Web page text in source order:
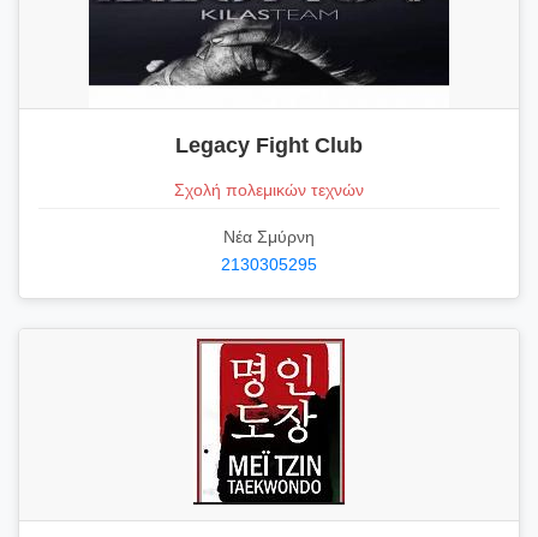
Legacy Fight Club
Σχολή πολεμικών τεχνών
Νέα Σμύρνη
2130305295